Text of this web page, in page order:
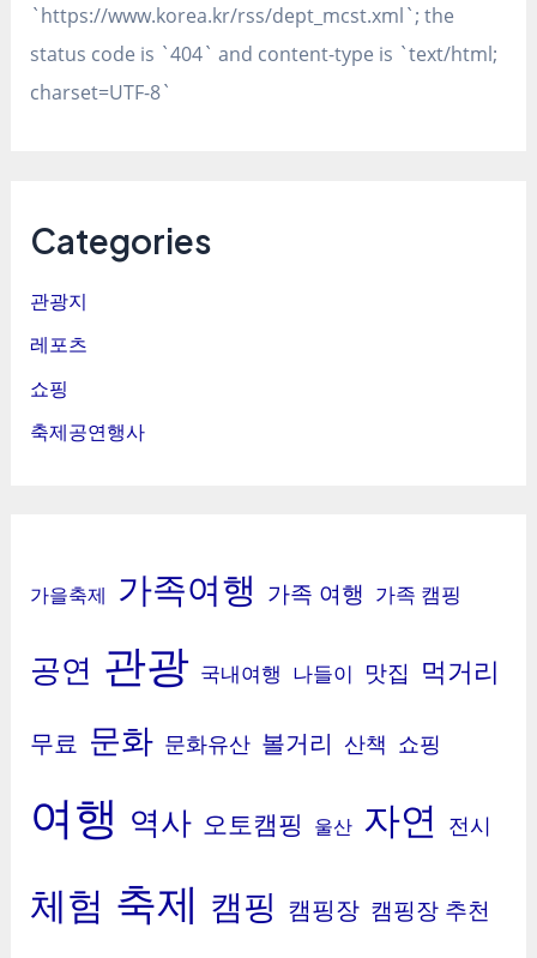
`https://www.korea.kr/rss/dept_mcst.xml`; the
status code is `404` and content-type is `text/html;
charset=UTF-8`
Categories
관광지
레포츠
쇼핑
축제공연행사
가을축제 가족여행 가족 여행 가족 캠핑
공연 관광 국내여행 나들이 맛집 먹거리
무료 문화 문화유산 볼거리 산책 쇼핑
여행 역사 오토캠핑 울산 자연 전시
체험 축제 캠핑 캠핑장 캠핑장 추천